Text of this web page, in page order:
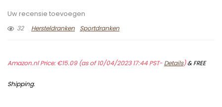
Uw recensie toevoegen
32
Hersteldranken Sportdranken
Amazon.nl Price:€15.09(as of 10/04/2023 17:44 PST- Details)&FREE
Shipping.